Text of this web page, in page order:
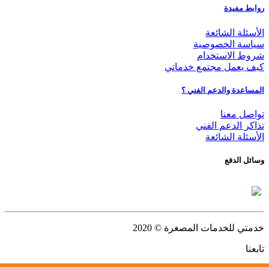
روابط مفيدة
الأسئلة الشائعة
سياسة الخصوصية
شروط الاستخدام
كيف يعمل مجتمع خدماتي
المساعدة والدعم الفني ؟
تواصل معنا
تذاكر الدعم الفني
الأسئلة الشائعة
وسائل الدفع
خدمتي للخدمات المصغرة © 2020
تابعنا